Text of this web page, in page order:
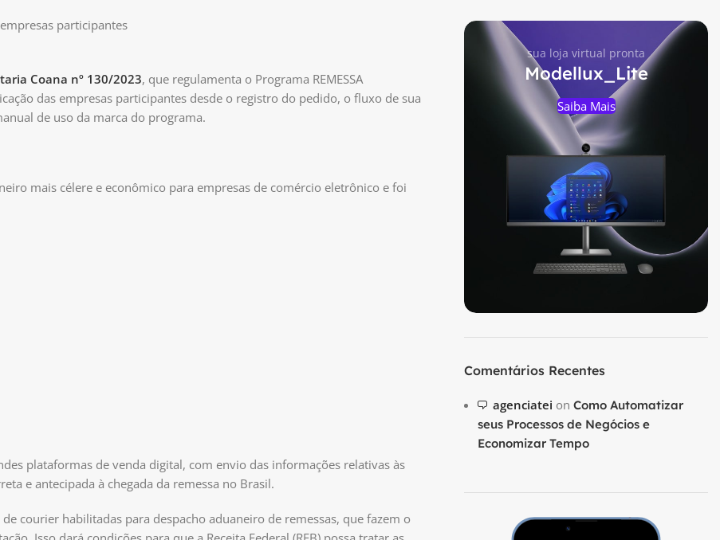
participantes
Coana nº 130/2023, que regulamenta o Programa REMESSA
das empresas participantes desde o registro do pedido, o fluxo de sua
de uso da marca do programa.
mais célere e econômico para empresas de comércio eletrônico e foi
plataformas de venda digital, com envio das informações relativas às
e antecipada à chegada da remessa no Brasil.
courier habilitadas para despacho aduaneiro de remessas, que fazem o
sua loja virtual pronta
Modellux_Lite
Saiba Mais
Comentários Recentes
agenciatei on Como Automatizar
seus Processos de Negócios e
Economizar Tempo